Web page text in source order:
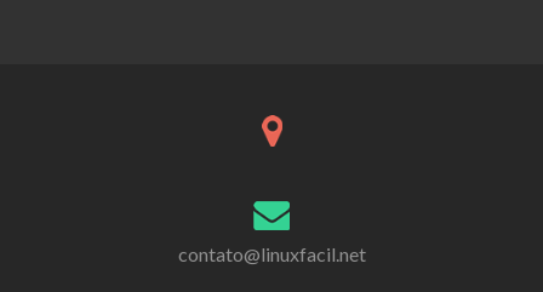
contato@linuxfacil.net